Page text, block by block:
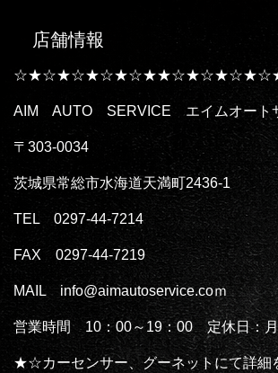
店舗情報
AIM AUTO SERVICE エイムオート
〒303-0034
茨城県常総市水海道天満町2436-1
TEL 0297-44-7214
FAX 0297-44-7219
MAIL info@aimautoservice.coｍ
営業時間 10：00～19：00 定休日：
★☆カーセンサー、グーネットにて詳細